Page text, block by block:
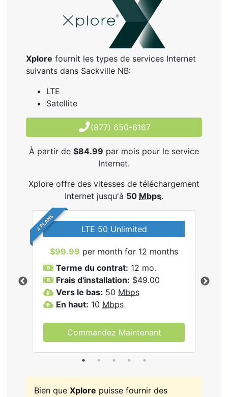
Xplore fournit les types de services Internet
suivants dans Sackville NB:
LTE
Satellite
(877) 650-6167
À partir de $84.99 par mois pour le service
Internet.
Xplore offre des vitesses de téléchargement
Internet jusqu'à 50 Mbps.
4 PLANS LTE 50 Unlimited
$99.99 per month for 12 months
Terme du contrat: 12 mo.
Frais d'installation: $49.00
Vers le bas: 50 Mbps
En haut: 10 Mbps
Commandez Maintenant
Bien que Xplore puisse fournir des